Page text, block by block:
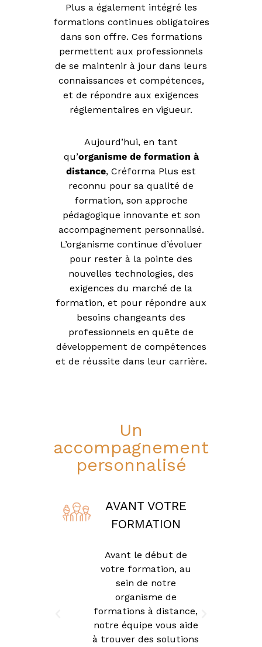
Plus a également intégré les
formations continues obligatoires
dans son offre. Ces formations
permettent aux professionnels
de se maintenir à jour dans leurs
connaissances et compétences,
et de répondre aux exigences
réglementaires en vigueur.
Aujourd’hui, en tant
qu’organisme de formation à
distance, Créforma Plus est
reconnu pour sa qualité de
formation, son approche
pédagogique innovante et son
accompagnement personnalisé.
L’organisme continue d’évoluer
pour rester à la pointe des
nouvelles technologies, des
exigences du marché de la
formation, et pour répondre aux
besoins changeants des
professionnels en quête de
développement de compétences
et de réussite dans leur carrière.
Un
accompagnement
personnalisé
AVANT VOTRE
FORMATION
Avant le début de
votre formation, au
sein de notre
organisme de
formations à distance,
notre équipe vous aide
à trouver des solutions